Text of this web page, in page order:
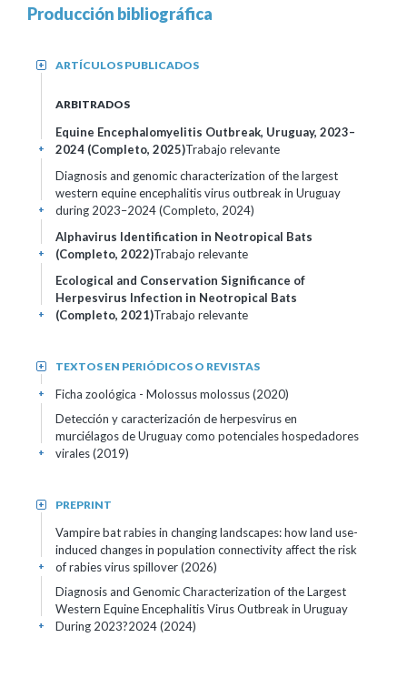
Producción bibliográfica
ARTÍCULOS PUBLICADOS
+
ARBITRADOS
Equine Encephalomyelitis Outbreak, Uruguay, 2023–
2024 (Completo, 2025)Trabajo relevante
+
Diagnosis and genomic characterization of the largest
western equine encephalitis virus outbreak in Uruguay
during 2023–2024 (Completo, 2024)
+
Alphavirus Identification in Neotropical Bats
(Completo, 2022)Trabajo relevante
+
Ecological and Conservation Significance of
Herpesvirus Infection in Neotropical Bats
(Completo, 2021)Trabajo relevante
+
TEXTOS EN PERIÓDICOS O REVISTAS
+
Ficha zoológica - Molossus molossus (2020)
+
Detección y caracterización de herpesvirus en
murciélagos de Uruguay como potenciales hospedadores
virales (2019)
+
PREPRINT
+
Vampire bat rabies in changing landscapes: how land use-
induced changes in population connectivity affect the risk
of rabies virus spillover (2026)
+
Diagnosis and Genomic Characterization of the Largest
Western Equine Encephalitis Virus Outbreak in Uruguay
During 2023?2024 (2024)
+